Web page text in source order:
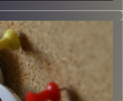
קלאסיקות רוק עם אורן הוף.
włodi